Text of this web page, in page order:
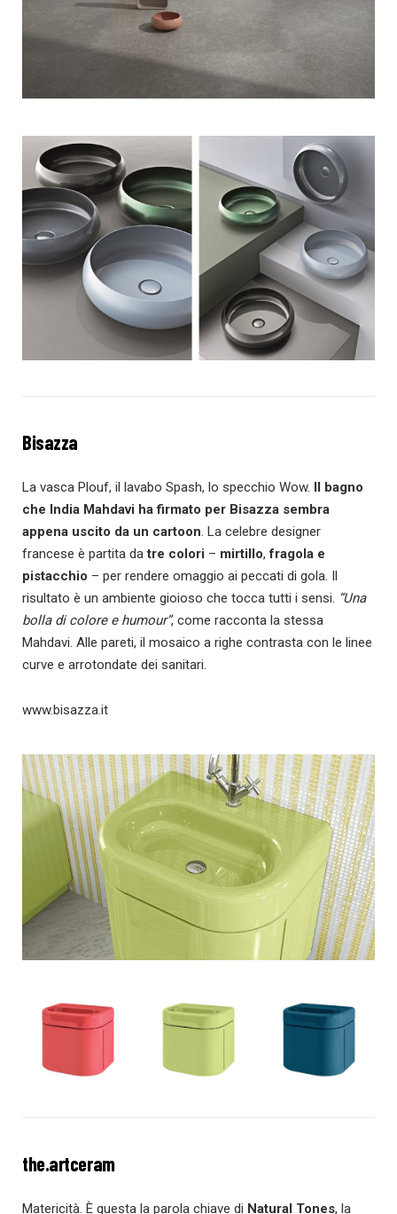
Bisazza
La vasca Plouf, il lavabo Spash, lo specchio Wow. Il bagno
che India Mahdavi ha firmato per Bisazza sembra
appena uscito da un cartoon. La celebre designer
francese è partita datre colori – mirtillo, fragola e
pistacchio – per rendere omaggio ai peccati di gola. Il
risultato è un ambiente gioioso che tocca tutti i sensi. “Una
bolla di colore e humour”, come racconta la stessa
Mahdavi. Alle pareti, il mosaico a righe contrasta con le linee
curve e arrotondate dei sanitari.
www.bisazza.it
the.artceram
Matericità. È questa la parola chiave di Natural Tones, la